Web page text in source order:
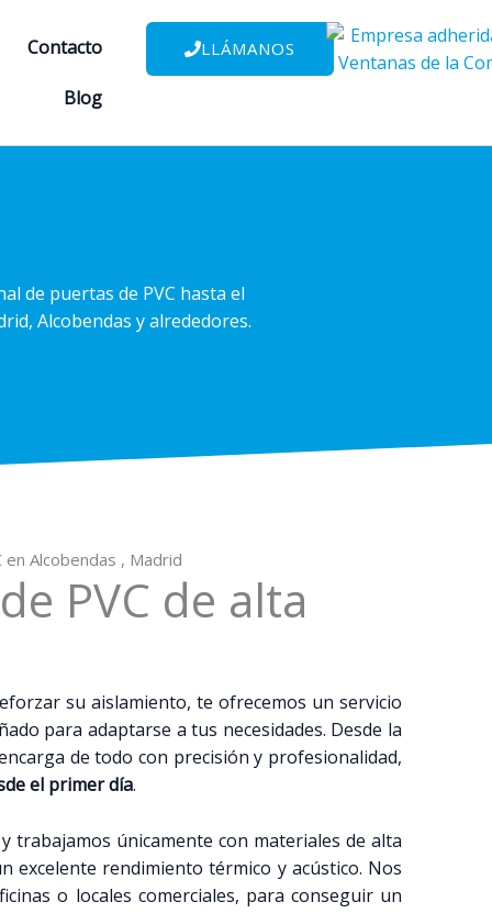
Contacto
Blog
LLÁMANOS
de puertas de PVC hasta el
Alcobendas y alrededores.
Alcobendas , Madrid
PVC de alta
su aislamiento, te ofrecemos un servicio
para adaptarse a tus necesidades. Desde la
de todo con precisión y profesionalidad,
el primer día.
trabajamos únicamente con materiales de alta
excelente rendimiento térmico y acústico. Nos
o locales comerciales, para conseguir un